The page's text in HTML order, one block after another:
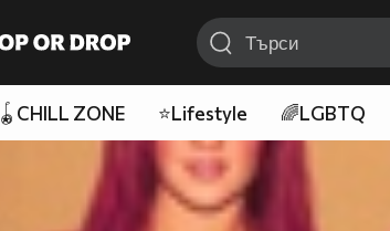
🪀CHILL ZONE ⭐Lifestyle 🌈LGBTQ